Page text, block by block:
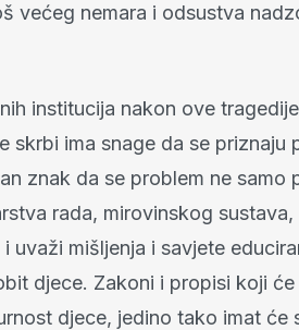
većeg nemara i odsustva
institucija nakon ove
skrbi ima snage da se priznaju
znak da se problem ne samo
rada, mirovinskog
uvaži mišljenja i savjete
djece. Zakoni i propisi koji
djece, jedino tako imat će